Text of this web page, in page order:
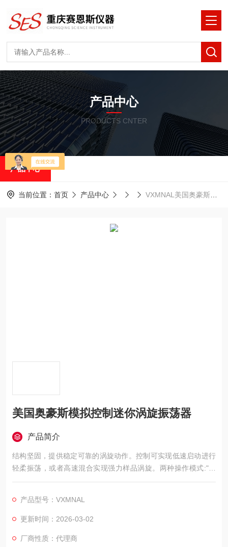
产品中心
PRODUCTS CNTER
产品中心
当前位置： 首页 产品中心 VXMNAL美国奥豪斯模拟控制迷你涡旋振荡器
美国奥豪斯模拟控制迷你涡旋振荡器
产品简介
结构坚固，提供稳定可靠的涡旋动作。控制可实现低速启动进行
轻柔振荡，或者高速混合实现强力样品涡旋。两种操作模式:"触
控"模式下，按压杯头即可开始振荡，在“开启"模式下可连续操
产品型号：VXMNAL
更新时间：2026-03-02
厂商性质：代理商